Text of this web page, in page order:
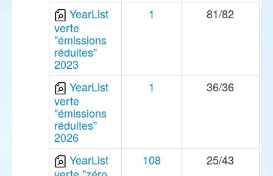
YearList
verte
"émissions
réduites"
2023
1 81/82
YearList
verte
"émissions
réduites"
2026
1 36/36
YearList
108 25/43